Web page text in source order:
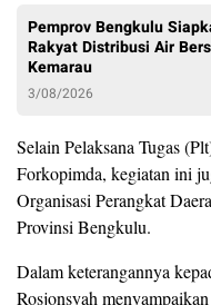
Pemprov Bengkulu
Rakyat Distribusi Air
Kemarau
3/08/2026
Selain Pelaksana Tugas
Forkopimda, kegiatan ini
Organisasi Perangkat
Provinsi Bengkulu.
Dalam keterangannya
Rosjonsyah